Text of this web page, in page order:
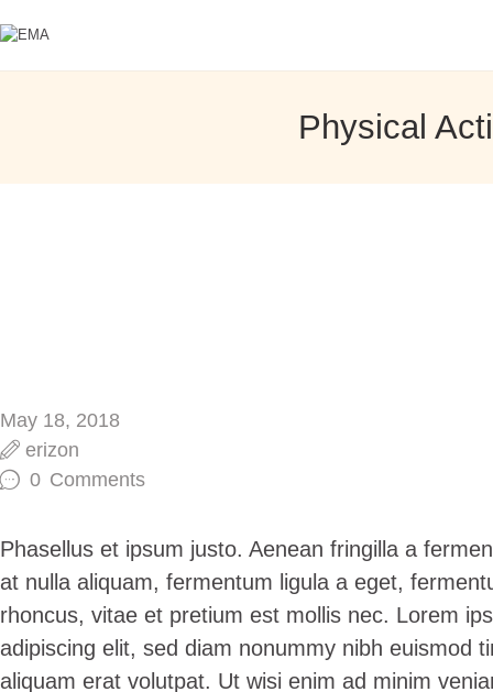
Physical
ÜBER UNS
DIENSTLEISTU
May 18, 2018
0 Comments
erizon
Phasellus et ipsum justo. Aenean fringilla a
at nulla aliquam, fermentum ligula a eget,
rhoncus, vitae et pretium est mollis nec. Lorem
adipiscing elit, sed diam nonummy nibh euismod
aliquam erat volutpat. Ut wisi enim ad minim